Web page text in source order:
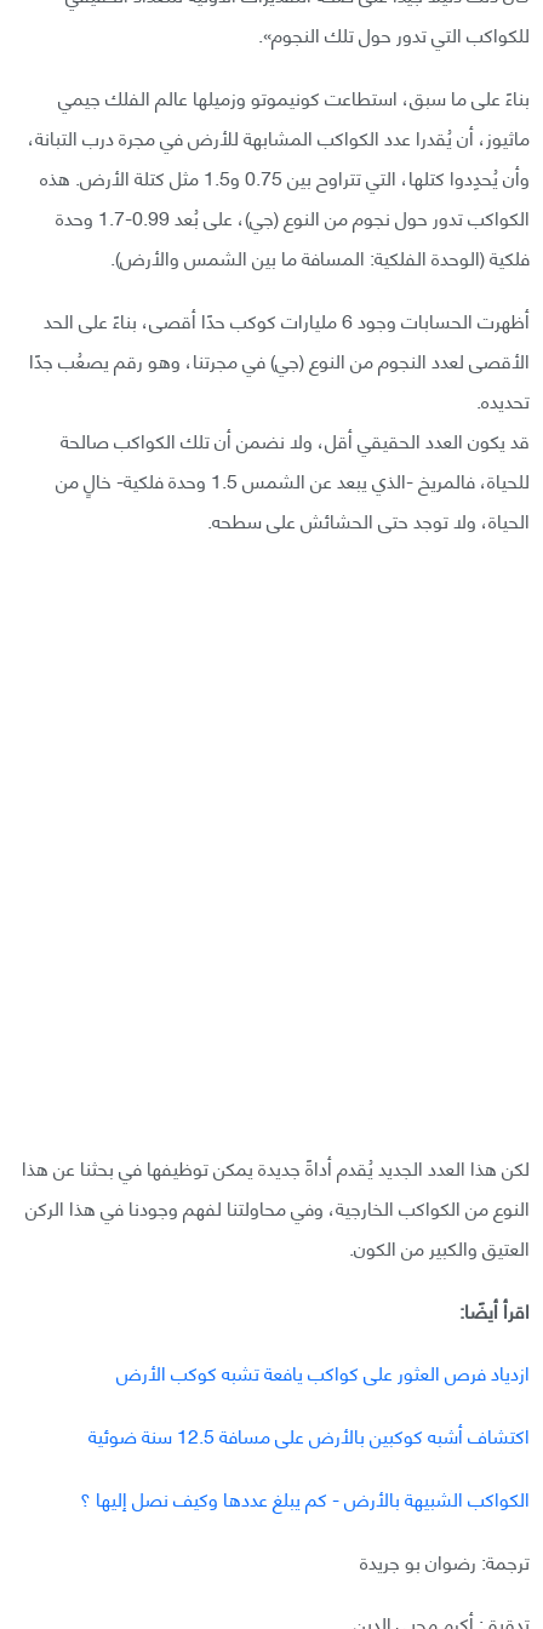
للكواكب التي تدور حول تلك النجوم».
بناءً على ما سبق، استطاعت كونيموتو وزميلها عالم الفلك جيمي
ماثيوز، أن يُقدرا عدد الكواكب المشابهة للأرض في مجرة درب التبانة،
وأن يُحدِدوا كتلها، التي تتراوح بين 0.75 و1.5 مثل كتلة الأرض. هذه
الكواكب تدور حول نجوم من النوع (جي)، على بُعد 0.99-1.7 وحدة
فلكية (الوحدة الفلكية: المسافة ما بين الشمس والأرض).
أظهرت الحسابات وجود 6 مليارات كوكب حدًا أقصى، بناءً على الحد
الأقصى لعدد النجوم من النوع (جي) في مجرتنا، وهو رقم يصعُب جدًا
تحديده.
قد يكون العدد الحقيقي أقل، ولا نضمن أن تلك الكواكب صالحة
للحياة، فالمريخ -الذي يبعد عن الشمس 1.5 وحدة فلكية- خالٍ من
الحياة، ولا توجد حتى الحشائش على سطحه.
لكن هذا العدد الجديد يُقدم أداةً جديدة يمكن توظيفها في بحثنا عن هذا
النوع من الكواكب الخارجية، وفي محاولتنا لفهم وجودنا في هذا الركن
العتيق والكبير من الكون.
اقرأ أيضًا:
ازدياد فرص العثور على كواكب يافعة تشبه كوكب الأرض
اكتشاف أشبه كوكبين بالأرض على مسافة 12.5 سنة ضوئية
الكواكب الشبيهة بالأرض - كم يبلغ عددها وكيف نصل إليها ؟
ترجمة: رضوان بو جريدة